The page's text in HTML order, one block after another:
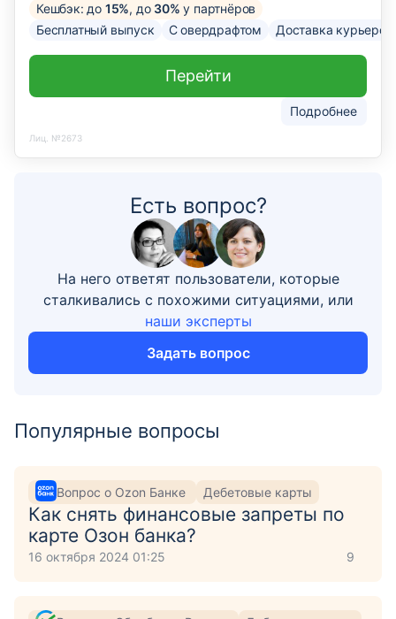
Кешбэк: до 15%, до 30% у партнёров
Бесплатный выпуск
С овердрафтом Доставка курьером
Подробнее
Перейти
Лиц. №2673
Есть вопрос?
На него ответят пользователи, которые
сталкивались с похожими ситуациями, или
наши эксперты
Задать вопрос
Популярные вопросы
Вопрос о Ozon Банке Дебетовые карты
Как снять финансовые запреты по
карте Озон банка?
16 октября 2024 01:25 9